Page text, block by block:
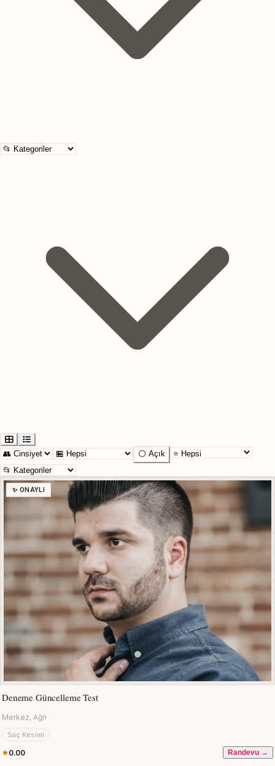
⚪ Açık
✨ ONAYLI
Deneme Güncelleme Test
Merkez, Ağrı
Saç Kesimi
0.00 Randevu →